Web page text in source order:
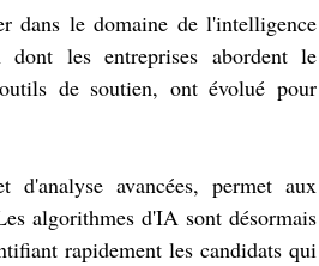
dans le domaine de l'intelligence
les entreprises abordent le
de soutien, ont évolué pour
d'analyse avancées, permet aux
algorithmes d'IA sont désormais
rapidement les candidats qui